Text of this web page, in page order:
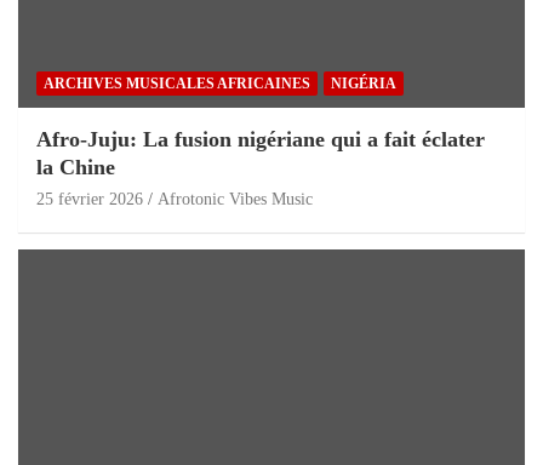
ARCHIVES MUSICALES AFRICAINES NIGÉRIA
Afro-Juju: La fusion nigériane qui a fait éclater
la Chine
25 février 2026 Afrotonic Vibes Music